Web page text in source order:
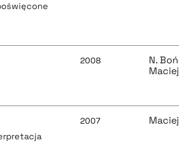
2008
N.
2007